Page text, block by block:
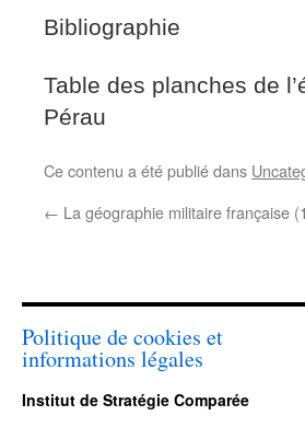
Bibliographie
Table des planches de
Pérau
Ce contenu a été publié dans
← La géographie militaire française
Politique de cookies et
informations légales
Institut de Stratégie Comparée